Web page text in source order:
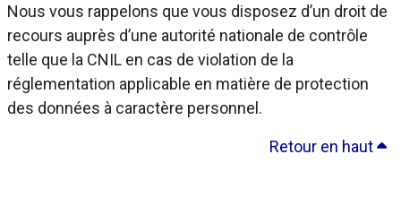
Nous vous rappelons que vous disposez d’un droit de
recours auprès d’une autorité nationale de contrôle
telle que la CNIL en cas de violation de la
réglementation applicable en matière de protection
des données à caractère personnel.
Retour en haut